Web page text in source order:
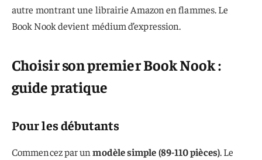
autre montrant une librairie Amazon en flammes. Le
Book Nook devient médium d’expression.
Choisir son premier Book Nook :
guide pratique
Pour les débutants
Commencez par unmodèle simple (89-110 pièces). Le